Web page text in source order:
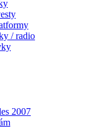
/ radio
2007